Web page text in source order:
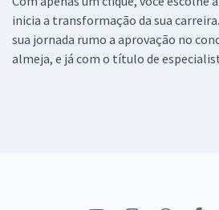
inicia a transformação da sua
sua jornada rumo a aprovação no
almeja, e já com o título de